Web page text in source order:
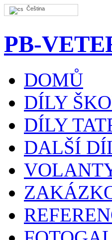
Čeština
PB-
DOMŮ
DÍLY
DÍLY
DALŠÍ